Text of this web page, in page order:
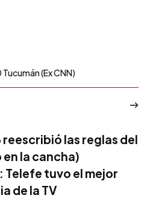
(Ex CNN)
reescribió las reglas del
la cancha)
Telefe tuvo el mejor
de la TV